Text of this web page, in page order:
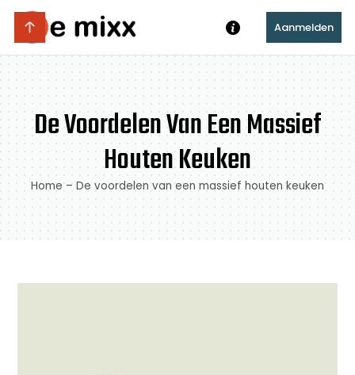
Aanmelden
De Voordelen Van Een Massief
Houten Keuken
Home – De voordelen van een massief houten keuken